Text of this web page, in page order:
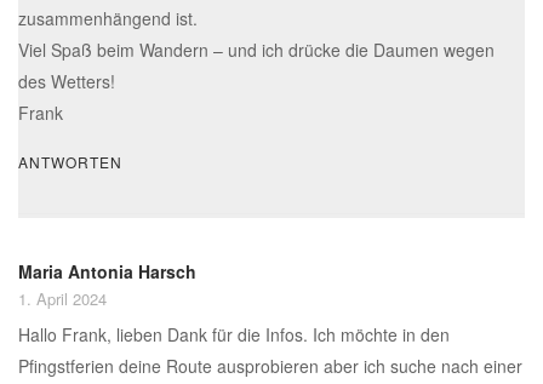
zusammenhängend ist.
Viel Spaß beim Wandern – und ich drücke die Daumen wegen
des Wetters!
Frank
ANTWORTEN
Maria Antonia Harsch
1. April 2024
Hallo Frank, lieben Dank für die Infos. Ich möchte in den
Pfingstferien deine Route ausprobieren aber ich suche nach einer